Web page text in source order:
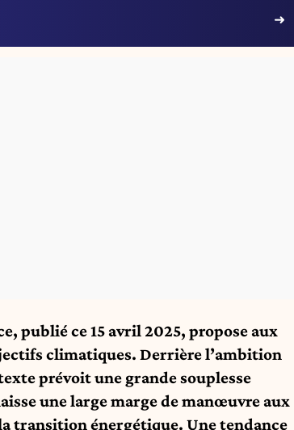
publié ce 15 avril 2025, propose aux
climatiques. Derrière l’ambition
prévoit une grande souplesse
une large marge de manœuvre aux
transition énergétique. Une tendance